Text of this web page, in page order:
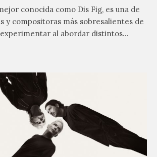
conocida como Dis Fig, es una de
y compositoras más sobresalientes de
al abordar distintos